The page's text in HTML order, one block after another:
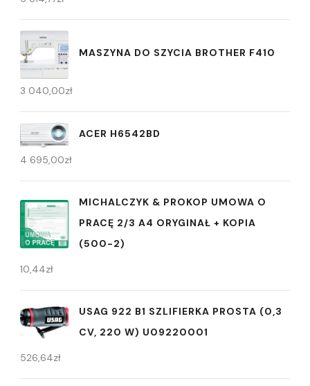
MASZYNA DO SZYCIA BROTHER F410
3 040,00zł
ACER H6542BD
4 695,00zł
MICHALCZYK & PROKOP UMOWA O
PRACĘ 2/3 A4 ORYGINAŁ + KOPIA
(500-2)
10,44zł
USAG 922 B1 SZLIFIERKA PROSTA (0,3
CV, 220 W) U09220001
526,64zł